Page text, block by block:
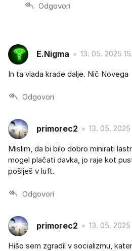
Odgovori
E.Nigma 13. 05. 2025
In ta vlada krade dalje. Nič Novega
Odgovori
primorec2 13. 05. 2025
Mislim, da bi bilo dobro minirati
mogel plačati davka, jo raje kot
pošlješ v luft.
Odgovori
primorec2 13. 05. 2025
Hišo sem zgradil v socializmu,